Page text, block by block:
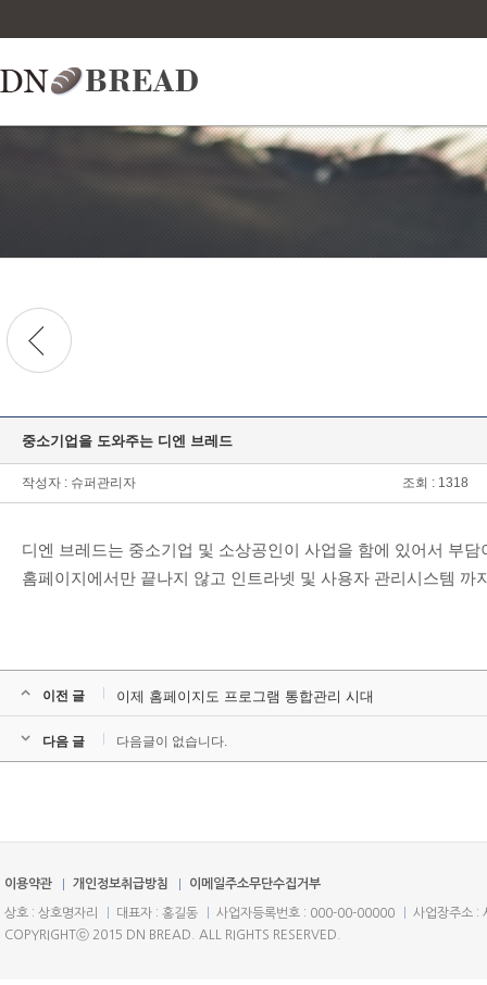
중소기업을 도와주는 디엔 브레드
작성자 : 슈퍼관리자 조회 : 1318
디엔 브레드는 중소기업 및 소상공인이 사업을 함에 있어서 부
홈페이지에서만 끝나지 않고 인트라넷 및 사용자 관리시스템
이전 글 이제 홈페이지도 프로그램 통합관리 시대
다음 글 다음글이 없습니다.
이용약관 개인정보취급방침 이메일주소무단수집거부
상호 : 상호명자리 대표자 : 홍길동 사업자등록번호 : 000-00-00000
사업장주소 :
COPYRIGHTⓒ 2015 DN BREAD. ALL RIGHTS RESERVED.